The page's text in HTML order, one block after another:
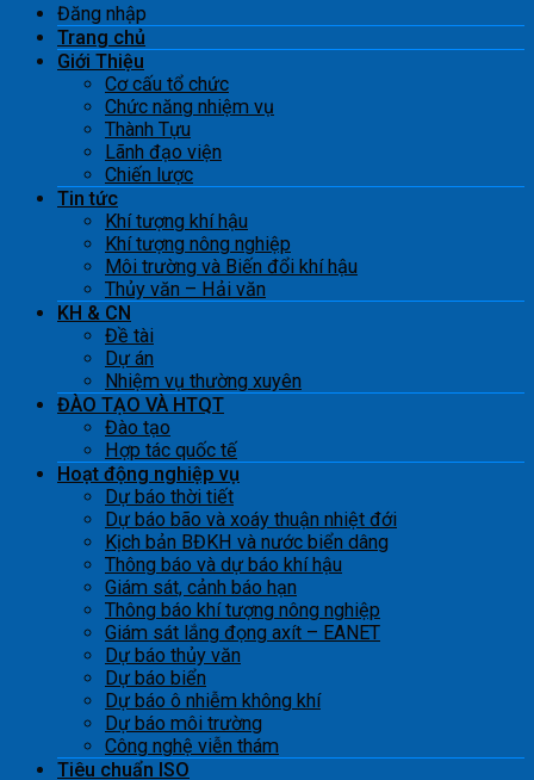
Đăng nhập
Trang chủ
Giới Thiệu
Cơ cấu tổ chức
Chức năng nhiệm vụ
Thành Tựu
Lãnh đạo viện
Chiến lược
Tin tức
Khí tượng khí hậu
Khí tượng nông nghiệp
Môi trường và Biến đổi khí hậu
Thủy văn – Hải văn
KH & CN
Đề tài
Dự án
Nhiệm vụ thường xuyên
ĐÀO TẠO VÀ HTQT
Đào tạo
Hợp tác quốc tế
Hoạt động nghiệp vụ
Dự báo thời tiết
Dự báo bão và xoáy thuận nhiệt đới
Kịch bản BĐKH và nước biển dâng
Thông báo và dự báo khí hậu
Giám sát, cảnh báo hạn
Thông báo khí tượng nông nghiệp
Giám sát lắng đọng axít – EANET
Dự báo thủy văn
Dự báo biển
Dự báo ô nhiễm không khí
Dự báo môi trường
Công nghệ viễn thám
Tiêu chuẩn ISO